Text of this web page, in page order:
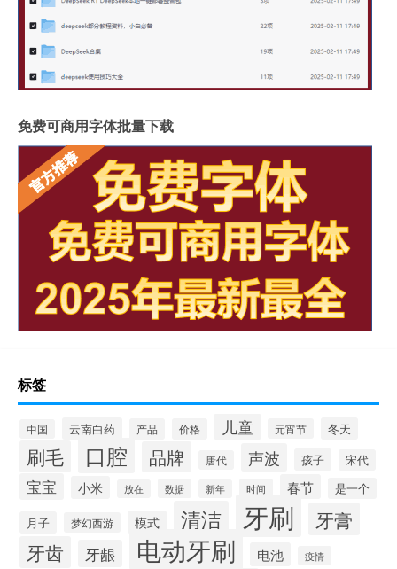
免费可商用字体批量下载
标签
中国 云南白药 产品 价格 儿童 元宵节 冬天
刷毛 口腔 品牌 唐代 声波 孩子 宋代
宝宝 小米 放在 数据 新年 时间 春节 是一个
月子 梦幻西游 模式 清洁 牙刷 牙膏
牙齿 牙龈 电动牙刷 电池 疫情